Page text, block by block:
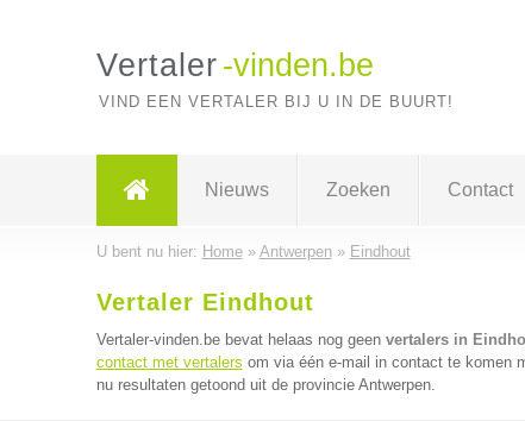
Vertaler -vinden.be
VIND EEN VERTALER BIJ U IN DE BUURT!
Nieuws Zoeken Contact
U bent nu hier: Home» Antwerpen» Eindhout
Vertaler Eindhout
Vertaler-vinden.be bevat helaas nog geen vertalers in
contact met vertalers om via één e-mail in contact te komen
nu resultaten getoond uit de provincie Antwerpen.